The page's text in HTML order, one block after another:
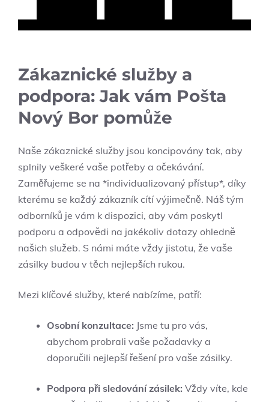
Zákaznické služby a
podpora: Jak vám ⁤Pošta​
Nový Bor pomůže
Naše zákaznické služby⁢ jsou ⁤koncipovány tak, aby
splnily veškeré vaše potřeby a očekávání.⁢
Zaměřujeme se na *individualizovaný přístup*, díky
kterému se každý zákazník cítí výjimečně. Náš tým
odborníků ​je vám k dispozici, aby vám poskytl
podporu ⁤a odpovědi‍ na jakékoliv ⁣dotazy ohledně
našich služeb. S námi‍ máte vždy jistotu, že vaše
zásilky budou v těch nejlepších rukou.
Mezi klíčové služby,⁤ které nabízíme, ​patří:
Osobní konzultace: Jsme tu pro vás,
abychom probrali⁤ vaše požadavky ‍a
doporučili nejlepší řešení pro ⁣vaše zásilky.
Podpora při ‌sledování zásilek: Vždy víte, kde